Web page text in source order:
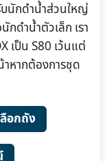
นักดำน้ำส่วนใหญ่
กดำน้ำตัวเล็ก เรา
เป็น S80 เว้นแต่
หากต้องการชุด
อกถัง